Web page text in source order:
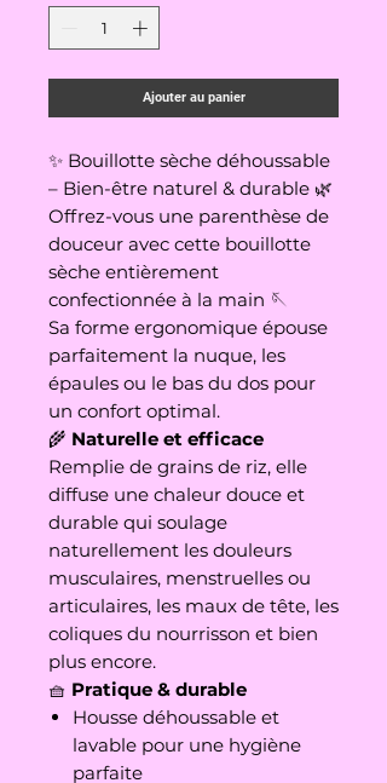
Ajouter au panier
✨ Bouillotte sèche déhoussable
– Bien-être naturel & durable 🌿
Offrez-vous une parenthèse de
douceur avec cette bouillotte
sèche entièrement
confectionnée à la main 🪡
Sa forme ergonomique épouse
parfaitement la nuque, les
épaules ou le bas du dos pour
un confort optimal.
🌾 Naturelle et efficace
Remplie de grains de riz, elle
diffuse une chaleur douce et
durable qui soulage
naturellement les douleurs
musculaires, menstruelles ou
articulaires, les maux de tête, les
coliques du nourrisson et bien
plus encore.
🧺 Pratique & durable
Housse déhoussable et
lavable pour une hygiène
parfaite